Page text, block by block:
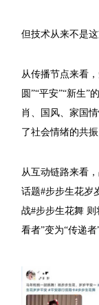
但技术从来不是
从传播节点来看
圆”“平安”“新生”
肖、国风、家国
了社会情绪的共振
从互动链路来看
话题#步步生花岁
战#步步生花舞
看者”变为“传递